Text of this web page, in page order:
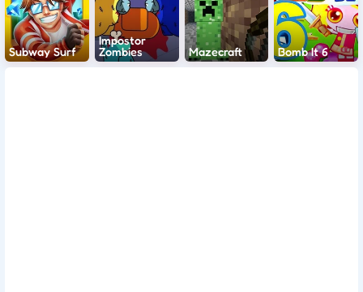
Subway Surf
Impostor
Zombies
Mazecraft Bomb It 6